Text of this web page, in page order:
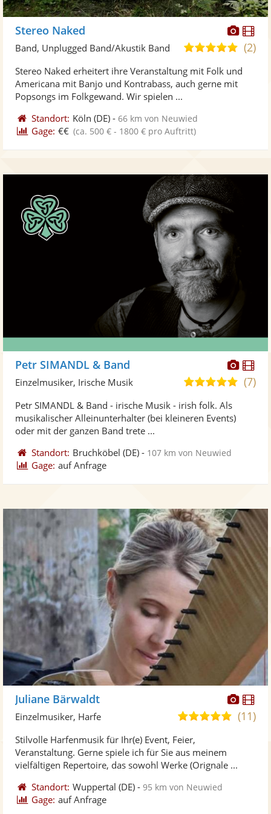
Fotos
Stereo Naked
5,0
5
(2)
Band, Unplugged Band/Akustik Band
Stereo Naked erheitert ihre Veranstaltung mit Folk und
Americana mit Banjo und Kontrabass, auch gerne mit
Popsongs im Folkgewand. Wir spielen ...
Standort: Köln (DE) -66 km von Neuwied
Gage: €€ (ca. 500 € - 1800 € pro Auftritt)
Petr SIMANDL & Band
5,0(7)
Einzelmusiker, Irische Musik
Petr SIMANDL & Band - irische Musik - irish folk. Als
musikalischer Alleinunterhalter (bei kleineren Events)
oder mit der ganzen Band trete ...
Standort: Bruchköbel (DE) - 107 km von Neuwied
Gage: auf Anfrage
Juliane Bärwaldt
5,0(11)
Einzelmusiker, Harfe
Stilvolle Harfenmusik für Ihr(e) Event, Feier,
Veranstaltung. Gerne spiele ich für Sie aus meinem
vielfältigen Repertoire, das sowohl Werke (Orignale ...
Standort: Wuppertal (DE) -95 km von Neuwied
Gage: auf Anfrage